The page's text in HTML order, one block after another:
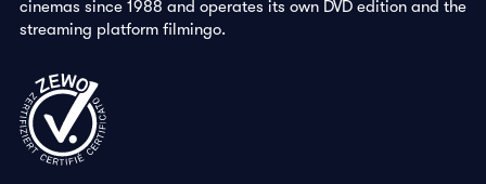
cinemas since 1988 and operates its own DVD edition and the
streaming platform filmingo.